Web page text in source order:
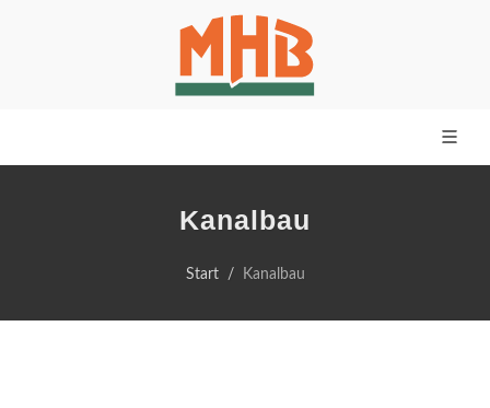
Kanalbau
Start Kanalbau